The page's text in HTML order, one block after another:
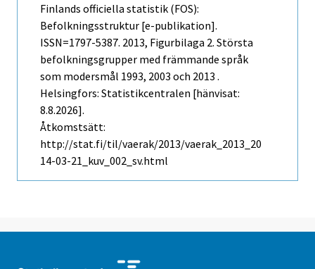
Finlands officiella statistik (FOS):
Befolkningsstruktur [e-publikation].
ISSN=1797-5387. 2013, Figurbilaga 2. Största
befolkningsgrupper med främmande språk
som modersmål 1993, 2003 och 2013 .
Helsingfors: Statistikcentralen [hänvisat:
8.8.2026].
Åtkomstsätt:
http://stat.fi/til/vaerak/2013/vaerak_2013_20
14-03-21_kuv_002_sv.html